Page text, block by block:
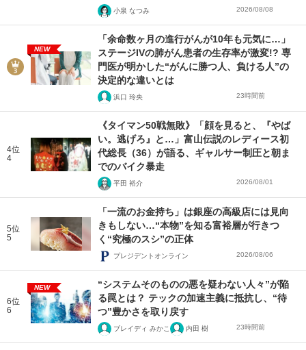
小泉 なつみ 2026/08/08
NEW
「余命数ヶ月の進行がんが10年も元気に…」
ステージIVの肺がん患者の生存率が激変!? 専
門医が明かした“がんに勝つ人、負ける人”の
決定的な違いとは
浜口 玲央 23時間前
4位
4
《タイマン50戦無敗》「顔を見ると、『やば
い。逃げろ』と…」富山伝説のレディース初
代総長（36）が語る、ギャルサー制圧と朝ま
でのバイク暴走
平田 裕介 2026/08/01
5位
5
「一流のお金持ち」は銀座の高級店には見向
きもしない…“本物”を知る富裕層が行きつ
く“究極のスシ”の正体
プレジデントオンライン 2026/08/06
6位
6
NEW
“システムそのものの悪を疑わない人々”が陥
る罠とは？ テックの加速主義に抵抗し、“待
つ”豊かさを取り戻す
ブレイディ みかこ 内田 樹 23時間前